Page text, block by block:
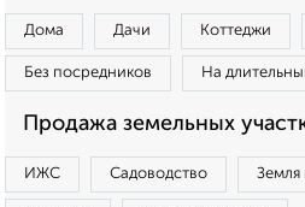
Дома Дачи Коттеджи
Без посредников На
Продажа земельных
ИЖС Садоводство Земля